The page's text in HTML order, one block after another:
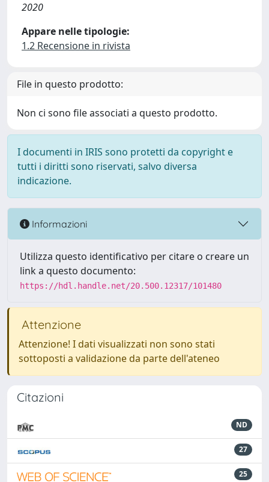
2020
Appare nelle tipologie:
1.2 Recensione in rivista
File in questo prodotto:
Non ci sono file associati a questo prodotto.
I documenti in IRIS sono protetti da copyright e
tutti i diritti sono riservati, salvo diversa
indicazione.
Informazioni
Utilizza questo identificativo per citare o creare un
link a questo documento:
https://hdl.handle.net/20.500.12317/101480
Attenzione
Attenzione! I dati visualizzati non sono stati
sottoposti a validazione da parte dell'ateneo
Citazioni
ND
27
25